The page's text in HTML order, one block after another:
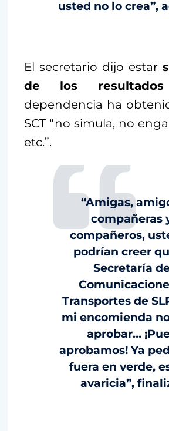
usted no lo crea”,
El secretario dijo estar
de los resultados
dependencia ha
SCT “no simula, no
etc.”.
“Amigas,
compañeras
compañeros,
podrían creer
Secretaría
Transportes de
mi encomienda
aprobar…
aprobamos! Ya
fuera en verde,
avaricia”,